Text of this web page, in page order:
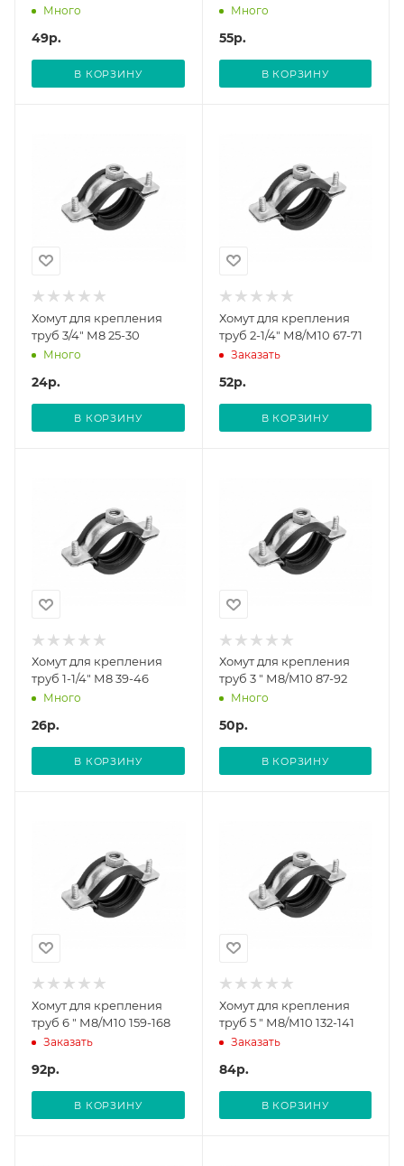
Много
49р.
В КОРЗИНУ
Много
55р.
В КОРЗИНУ
Хомут для крепления
труб 3/4" М8 25-30
Много
24р.
В КОРЗИНУ
Хомут для крепления
труб 2-1/4" М8/М10 67-71
Заказать
52р.
В КОРЗИНУ
Хомут для крепления
труб 1-1/4" М8 39-46
Много
26р.
В КОРЗИНУ
Хомут для крепления
труб 3 " М8/М10 87-92
Много
50р.
В КОРЗИНУ
Хомут для крепления
труб 6 " М8/М10 159-168
Заказать
92р.
В КОРЗИНУ
Хомут для крепления
труб 5 " М8/М10 132-141
Заказать
84р.
В КОРЗИНУ